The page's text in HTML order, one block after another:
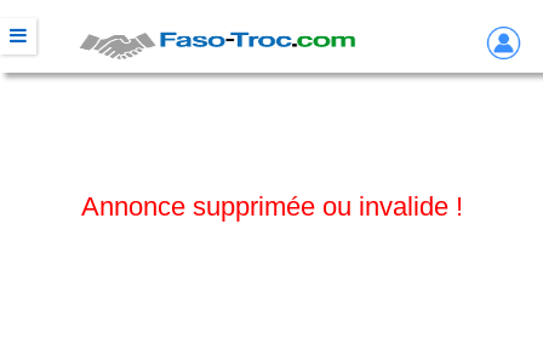
Annonce supprimée ou invalide !